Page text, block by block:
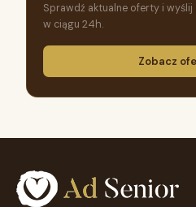
Sprawdź aktualne oferty i
w ciągu 24h.
Zobacz